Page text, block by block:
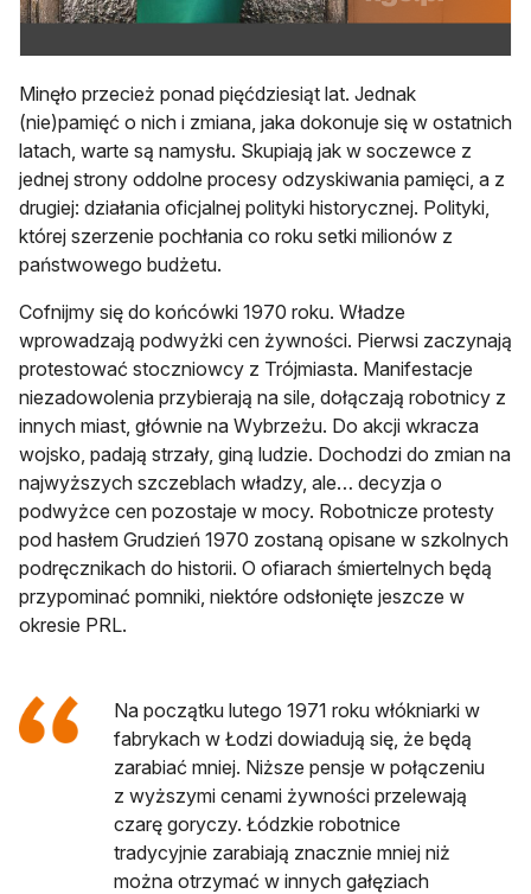
Minęło przecież ponad pięćdziesiąt lat. Jednak
(nie)pamięć o nich i zmiana, jaka dokonuje się w ostatnich
latach, warte są namysłu. Skupiają jak w soczewce z
jednej strony oddolne procesy odzyskiwania pamięci, a z
drugiej: działania oficjalnej polityki historycznej. Polityki,
której szerzenie pochłania co roku setki milionów z
państwowego budżetu.
Cofnijmy się do końcówki 1970 roku. Władze
wprowadzają podwyżki cen żywności. Pierwsi zaczynają
protestować stoczniowcy z Trójmiasta. Manifestacje
niezadowolenia przybierają na sile, dołączają robotnicy z
innych miast, głównie na Wybrzeżu. Do akcji wkracza
wojsko, padają strzały, giną ludzie. Dochodzi do zmian na
najwyższych szczeblach władzy, ale… decyzja o
podwyżce cen pozostaje w mocy. Robotnicze protesty
pod hasłem Grudzień 1970 zostaną opisane w szkolnych
podręcznikach do historii. O ofiarach śmiertelnych będą
przypominać pomniki, niektóre odsłonięte jeszcze w
okresie PRL.
Na początku lutego 1971 roku włókniarki w
fabrykach w Łodzi dowiadują się, że będą
zarabiać mniej. Niższe pensje w połączeniu
z wyższymi cenami żywności przelewają
czarę goryczy. Łódzkie robotnice
tradycyjnie zarabiają znacznie mniej niż
można otrzymać w innych gałęziach